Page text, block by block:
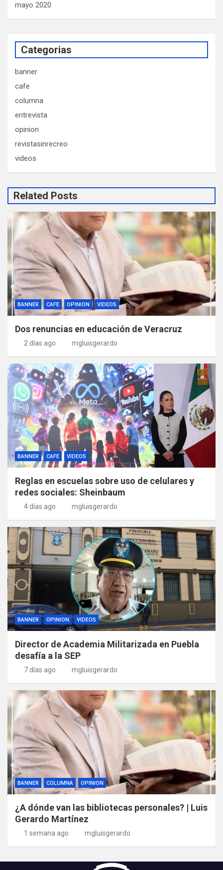
mayo 2020
Categorias
banner
cafe
columna
entrevista
opinion
revistasinrecreo
videos
Related Posts
BANNER CAFE OPINION VIDEOS
Dos renuncias en educación de Veracruz
2 días ago mgluisgerardo
BANNER CAFE VIDEOS
Reglas en escuelas sobre uso de celulares y
redes sociales: Sheinbaum
4 días ago mgluisgerardo
BANNER OPINION VIDEOS
Director de Academia Militarizada en Puebla
desafía a la SEP
7 días ago mgluisgerardo
BANNER COLUMNA OPINION
¿A dónde van las bibliotecas personales? | Luis
Gerardo Martínez
1 semana ago mgluisgerardo